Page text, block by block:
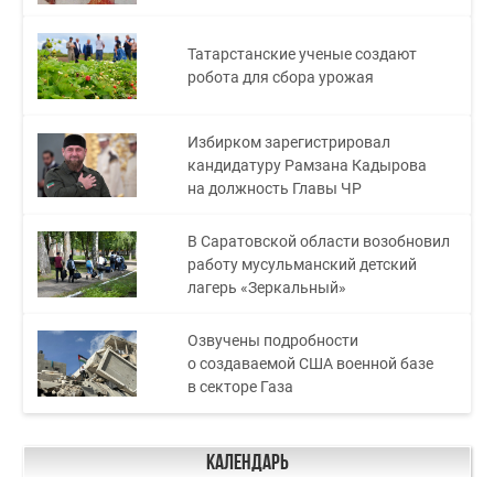
Татарстанские ученые создают
робота для сбора урожая
Избирком зарегистрировал
кандидатуру Рамзана Кадырова
на должность Главы ЧР
В Саратовской области возобновил
работу мусульманский детский
лагерь «Зеркальный»
Озвучены подробности
о создаваемой США военной базе
в секторе Газа
Календарь